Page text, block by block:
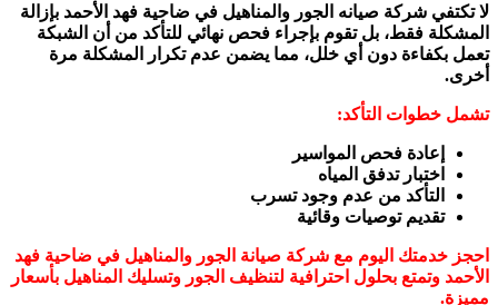
لا تكتفي شركة صيانه الجور والمناهيل في ضاحية فهد الأحمد بإزالة
المشكلة فقط، بل تقوم بإجراء فحص نهائي للتأكد من أن الشبكة
تعمل بكفاءة دون أي خلل، مما يضمن عدم تكرار المشكلة مرة
أخرى.
تشمل خطوات التأكد:
إعادة فحص المواسير
اختبار تدفق المياه
التأكد من عدم وجود تسرب
تقديم توصيات وقائية
احجز خدمتك اليوم مع شركة صيانة الجور والمناهيل في ضاحية فهد
الأحمد وتمتع بحلول احترافية لتنظيف الجور وتسليك المناهيل بأسعار
مميزة.